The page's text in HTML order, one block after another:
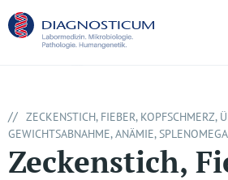
// ZECKENSTICH, FIEBER, KOPFSCHMERZ,
GEWICHTSABNAHME, ANÄMIE,
Zeckenstich,